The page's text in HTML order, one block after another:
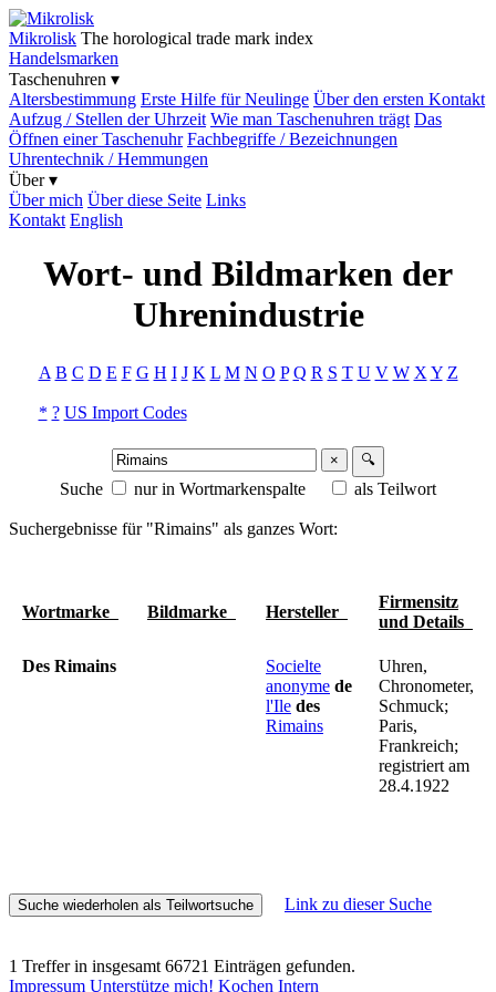
Mikrolisk The horological trade mark index
Handelsmarken
Taschenuhren ▾
Altersbestimmung Erste Hilfe für Neulinge Über den ersten Kontakt
Aufzug / Stellen der Uhrzeit Wie man Taschenuhren trägt Das
Öffnen einer Taschenuhr Fachbegriffe / Bezeichnungen
Uhrentechnik / Hemmungen
Über ▾
Über mich Über diese Seite Links
Kontakt English
Wort- und Bildmarken der
Uhrenindustrie
A B C D E F G H I J K L M N O P Q R S T U V W X Y Z
* ? US Import Codes
× 🔍
Suche nur in Wortmarkenspalte als Teilwort
Suchergebnisse für "Rimains" als ganzes Wort:
Wortmarke Bildmarke Hersteller
Firmensitz
und Details
Des Rimains
Socielte
anonyme de
l'Ile des
Rimains
Uhren,
Chronometer,
Schmuck;
Paris,
Frankreich;
registriert am
28.4.1922
Link zu dieser Suche
1 Treffer in insgesamt 66721 Einträgen gefunden.
Impressum Unterstütze mich! Kochen Intern